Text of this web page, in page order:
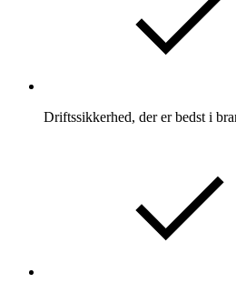
Driftssikkerhed, der er bedst i